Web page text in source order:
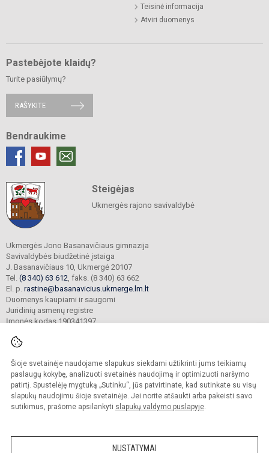
Šioje svetainėje naudojame slapukus siekdami užtikrinti jums teikiamų
paslaugų kokybę, analizuoti svetainės naudojimą ir optimizuoti naršymo
patirtį. Spustelėję mygtuką „Sutinku“, jūs patvirtinate, kad sutinkate su visų
slapukų naudojimu šioje svetainėje. Jei norite atšaukti arba pakeisti savo
sutikimus, prašome apsilankyti slapukų valdymo puslapyje.
NUSTATYMAI
Teisinė informacija
Atviri duomenys
Pastebėjote klaidų?
Turite pasiūlymų?
RAŠYKITE
Bendraukime
Steigėjas
Ukmergės rajono savivaldybė
Ukmergės Jono Basanavičiaus gimnazija
Savivaldybės biudžetinė įstaiga
J. Basanavičiaus 10, Ukmergė 20107
Tel. (8 340) 63 612, faks. (8 340) 63 662
El. p. rastine@basanavicius.ukmerge.lm.lt
Duomenys kaupiami ir saugomi
Juridinių asmenų registre
Įmonės kodas 190341397
© 2023. Ukmergės Jono Basanavičiaus gimnazija. Visos teisės saugomos.
Kopijuoti turinį be raštiško gimnazijos sutikimo griežtai draudžiama.
Prieinamumo paraiška Slapukų politika
Sumanus būdas atnaujinti